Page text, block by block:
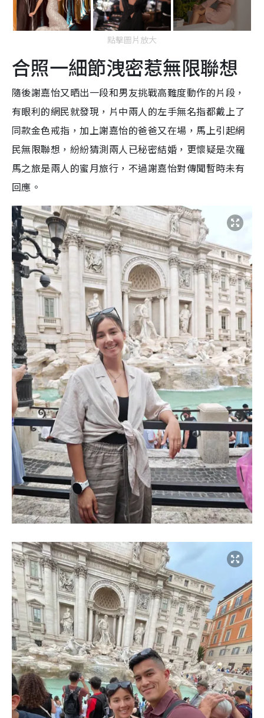
點擊圖片放大
合照一細節洩密惹無限聯想
隨後謝嘉怡又晒出一段和男友挑戰高難度動作的片段，
有眼利的網民就發現，片中兩人的左手無名指都戴上了
同款金色戒指，加上謝嘉怡的爸爸又在場，馬上引起網
民無限聯想，紛紛猜測兩人已秘密結婚，更懷疑是次羅
馬之旅是兩人的蜜月旅行，不過謝嘉怡對傳聞暫時未有
回應。